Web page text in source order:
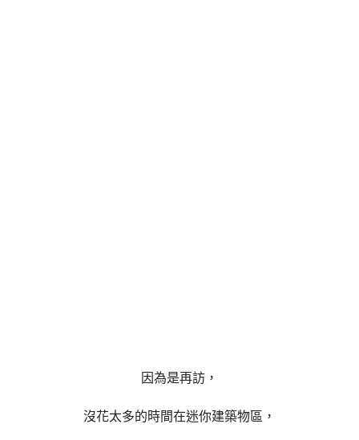
因為是再訪，
沒花太多的時間在迷你建築物區，